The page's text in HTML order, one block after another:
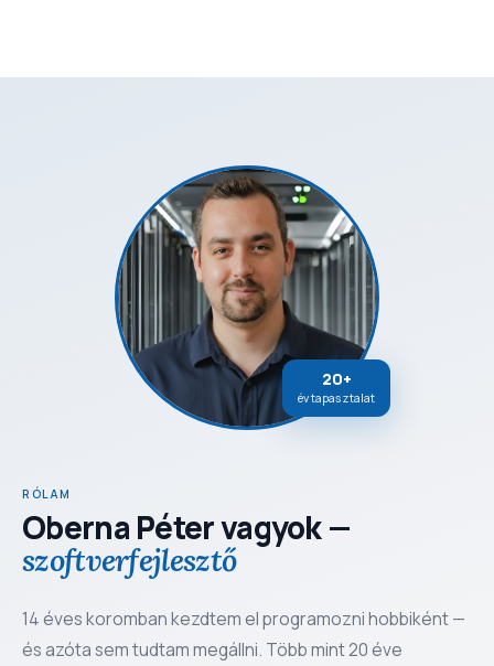
20+
év tapasztalat
RÓLAM
Oberna Péter vagyok —
szoftverfejlesztő
14 éves koromban kezdtem el programozni hobbiként —
és azóta sem tudtam megállni. Több mint 20 éve